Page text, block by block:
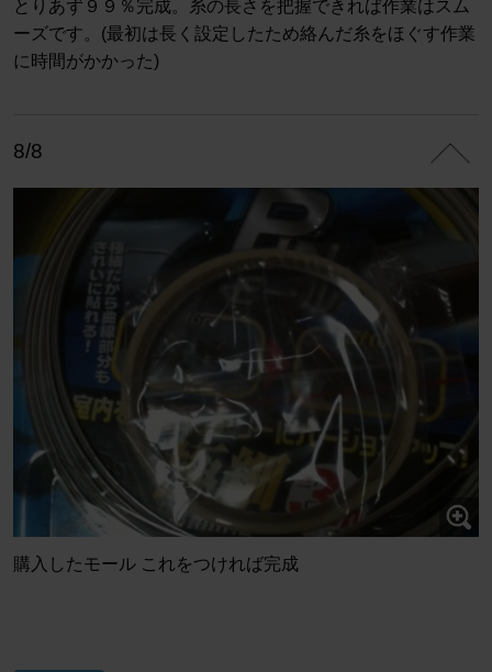
とりあず９９％完成。糸の長さを把握できれば作業はスム
ーズです。(最初は長く設定したため絡んだ糸をほぐす作業
に時間がかかった)
8/8
購入したモール これをつければ完成